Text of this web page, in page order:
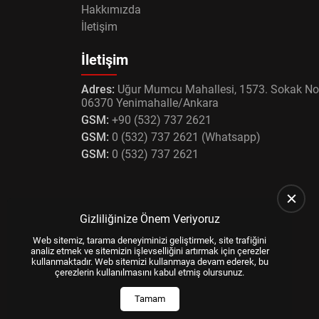
Hakkımızda
İletişim
İletişim
Adres: Uğur Mumcu Mahallesi, 1573. Sokak
06370 Yenimahalle/Ankara
GSM: +90 (532) 737 2621
GSM: 0 (532) 737 2621 (Whatsapp)
GSM: 0 (532) 737 2621
Gizliliğinize Önem Veriyoruz
Web sitemiz, tarama deneyiminizi geliştirmek, site trafiğini
analiz etmek ve sitemizin işlevselliğini artırmak için çerezler
kullanmaktadır. Web sitemizi kullanmaya devam ederek, bu
çerezlerin kullanılmasını kabul etmiş olursunuz.
Tamam